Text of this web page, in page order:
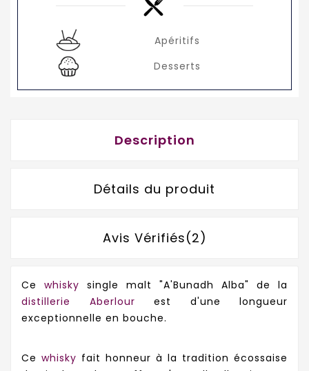
Apéritifs
Desserts
Description
Détails du produit
Avis Vérifiés(2)
Ce whisky single malt "A'Bunadh Alba" de la
distillerie Aberlour est d'une longueur
exceptionnelle en bouche.
Ce whisky fait honneur à la tradition écossaise